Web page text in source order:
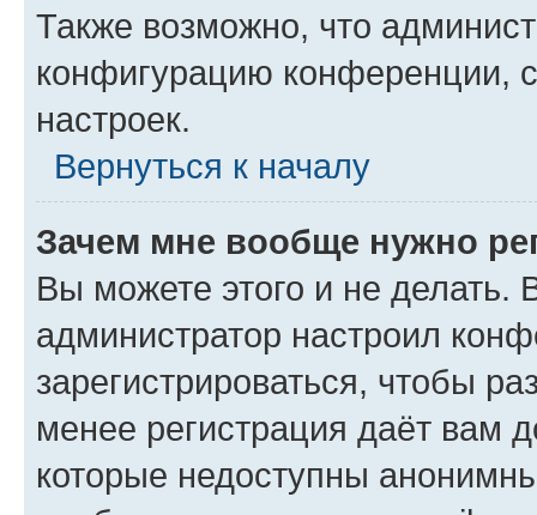
Также возможно, что
конфигурацию конференции,
настроек.
Вернуться к началу
Зачем мне вообще нужно
Вы можете этого и не делать.
администратор настроил
зарегистрироваться, чтобы
менее регистрация даёт вам
которые недоступны